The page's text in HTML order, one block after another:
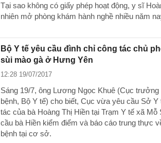
Tại sao không có giấy phép hoạt động, y sĩ
nhiên mở phòng khám hành nghề nhiều năm
Bộ Y tế yêu cầu đình chỉ công tác chủ
sùi mào gà ở Hưng Yên
12:28 19/07/2017
Sáng 19/7, ông Lương Ngọc Khuê (Cục
bệnh, Bộ Y tế) cho biết, Cục vừa yêu cầu Sở
tác của bà Hoàng Thị Hiền tại Trạm Y tế xã
cầu bà Hiền kiểm điểm và báo cáo trung thực
bệnh tại cơ sở.